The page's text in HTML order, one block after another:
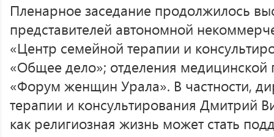
Пленарное заседание продолжилось
представителей автономной
«Центр семейной терапии и
«Общее дело»; отделения
«Форум женщин Урала». В частности,
терапии и консультирования Дмитрий
как религиозная жизнь может стать